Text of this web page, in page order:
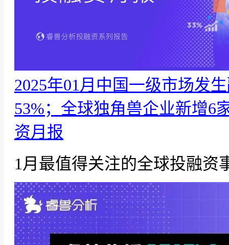
2025年01月中国一级市场发
53%；全球独角兽企业新增6
资月报
1月最值得关注的全球投融资